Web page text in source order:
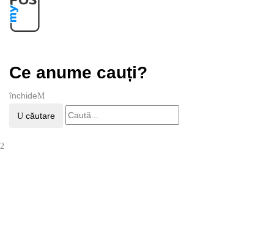
Ce anume cauți?
închide
căutare